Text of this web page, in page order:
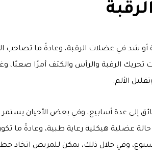
أو شد في عضلات الرقبة، وعادةً ما تصاحب
الرقبة والرأس والكتف أمرًا صعبًا،
الألم.
إلى عدة أسابيع، وفي بعض الأحيان
حالة عضلية هيكلية رعاية طبية، وعادةً ما
وفي خلال ذلك، يمكن للمريض اتخاذ